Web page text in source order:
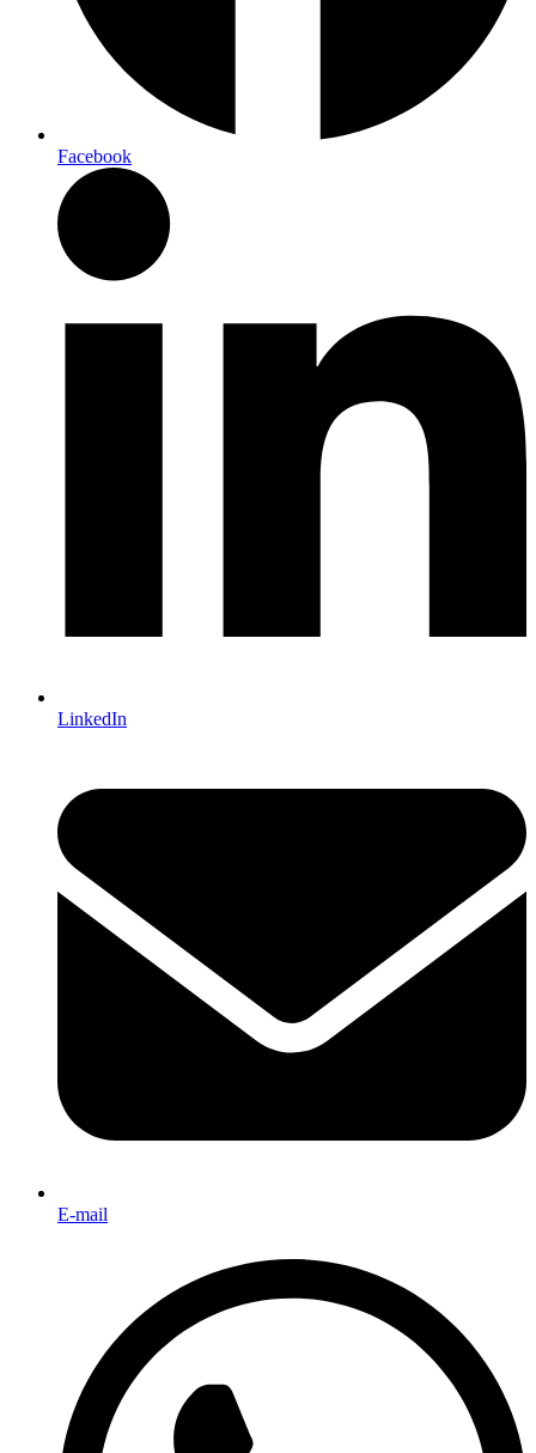
Facebook
LinkedIn
E-mail